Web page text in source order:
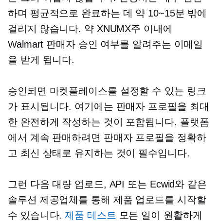
하며 평균적으로 완료하는 데 약 10~15분 밖에
걸리지 않습니다. 약 XNUMX주 이내에
Walmart 판매자 승인 여부를 알려주는 이메일
을 받게 됩니다.
승인되면 마켓플레이스를 설정할 수 있는 링크
가 표시됩니다. 여기에는 판매자 프로필을 최대
한 완전하게 작성하는 것이 포함됩니다. 플랫폼
에서 계속 판매하려면 판매자 프로필을 정확하
고 최신 상태로 유지하는 것이 필수입니다.
그런 다음 대량 업로드, API 또는 Ecwid와 같은
솔루션 제공업체를 통해 제품 업로드를 시작할
수 있습니다.제품 테스트 모든 일이 원활하게